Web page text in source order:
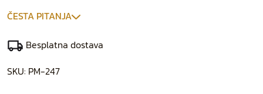
ČESTA PITANJA
Besplatna dostava
SKU: PM-247